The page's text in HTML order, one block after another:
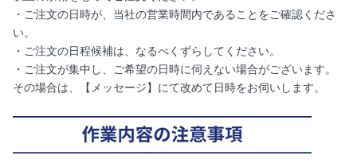
・ご注文の日時が、当社の営業時間内であることをご確認くださ
い。
・ご注文の日程候補は、なるべくずらしてください。
・ご注文が集中し、ご希望の日時に伺えない場合がございます。
その場合は、【メッセージ】にて改めて日時をお伺いします。